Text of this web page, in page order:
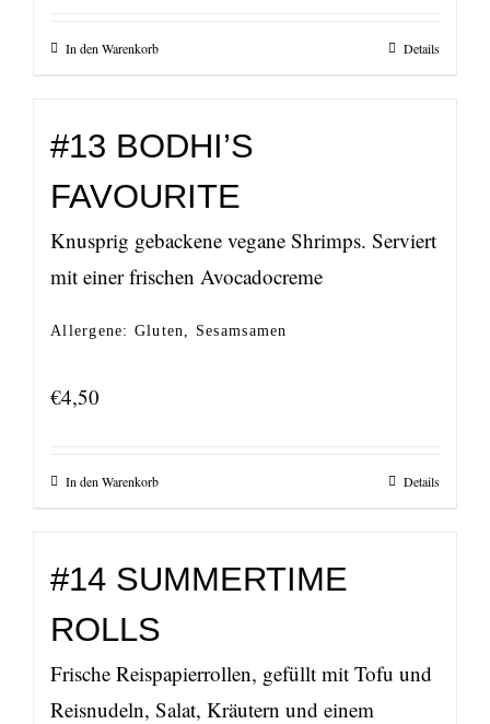
In den Warenkorb Details
#13 BODHI’S
FAVOURITE
Knusprig gebackene vegane Shrimps. Serviert
mit einer frischen Avocadocreme
Allergene: Gluten, Sesamsamen
€4,50
In den Warenkorb Details
#14 SUMMERTIME
ROLLS
Frische Reispapierrollen, gefüllt mit Tofu und
Reisnudeln, Salat, Kräutern und einem